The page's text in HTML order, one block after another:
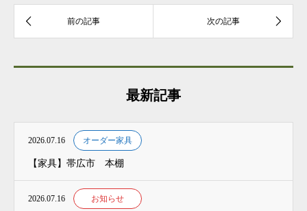
最新記事
2026.07.16 オーダー家具
【家具】帯広市 本棚
2026.07.16 お知らせ